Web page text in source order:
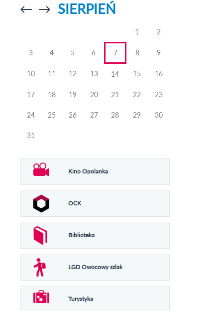
Przejdź doPrzejdź do
SIERPIEŃ
1 2
3 4 5 6 7 8 9
10 11 12 13 14 15 16
17 18 19 20 21 22 23
24 25 26 27 28 29 30
31
Kino Opolanka
OCK
Biblioteka
LGD Owocowy szlak
Turystyka